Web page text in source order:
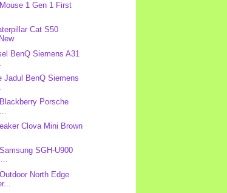
1 Gen 1 First
Cat S50
BenQ Siemens A31
Jadul BenQ Siemens
Porsche
Clova Mini Brown
SGH-U900
North Edge